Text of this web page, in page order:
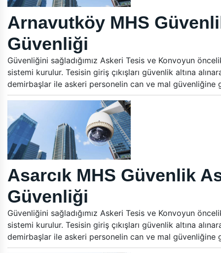
Arnavutköy MHS
Güvenliği
Güvenliğini sağladığımız Askeri Tesis ve Konvoyun
sistemi kurulur. Tesisin giriş çıkışları güvenlik altına
demirbaşlar ile askeri personelin can ve mal
Asarcık MHS Güvenlik
Güvenliği
Güvenliğini sağladığımız Askeri Tesis ve Konvoyun
sistemi kurulur. Tesisin giriş çıkışları güvenlik altına
demirbaşlar ile askeri personelin can ve mal